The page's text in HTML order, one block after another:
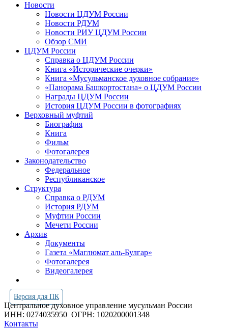
Новости
Новости ЦДУМ России
Новости РДУМ
Новости РИУ ЦДУМ России
Обзор СМИ
ЦДУМ России
Справка о ЦДУМ России
Книга «Исторические очерки»
Книга «Мусульманское духовное собрание»
«Панорама Башкортостана» о ЦДУМ России
Награды ЦДУМ России
История ЦДУМ России в фотографиях
Верховный муфтий
Биография
Книга
Фильм
Фотогалерея
Законодательство
Федеральное
Республиканское
Структура
Справка о РДУМ
История РДУМ
Муфтии России
Мечети России
Архив
Документы
Газета «Маглюмат аль-Булгар»
Фотогалерея
Видеогалерея
Версия для ПК
Центральное духовное управление мусульман России
ИНН: 0274035950 ОГРН: 1020200001348
Контакты